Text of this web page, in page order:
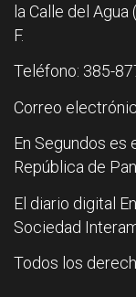
la Calle del Agua
F.
Teléfono: 385-
Correo
En Segundos es
República de
El diario digital
Sociedad
Todos los